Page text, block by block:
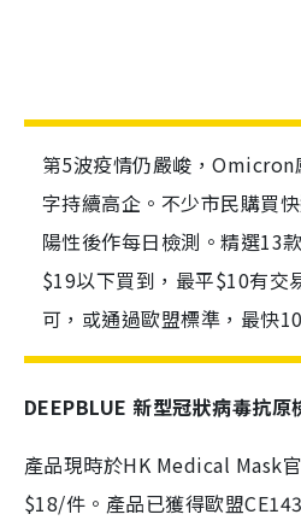
第5波疫情仍嚴峻，Omicron
字持續高企。不少市民購買
陽性後作每日檢測。精選13
$19以下買到，最平$10有交
可，或通過歐盟標準，最快
DEEPBLUE 新型冠狀病毒抗原
產品現時於HK Medical Mask
$18/件。產品已獲得歐盟